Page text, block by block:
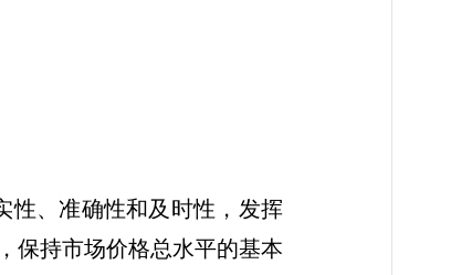
、准确性和及时性，发挥
保持市场价格总水平的基本